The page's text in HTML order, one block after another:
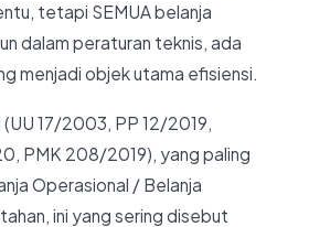
tetapi SEMUA belanja
dalam peraturan teknis, ada
menjadi objek utama efisiensi.
17/2003, PP 12/2019,
PMK 208/2019), yang paling
Operasional / Belanja
ini yang sering disebut